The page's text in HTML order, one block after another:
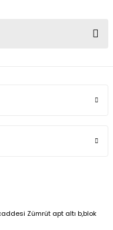
Zümrüt apt altı b,blok